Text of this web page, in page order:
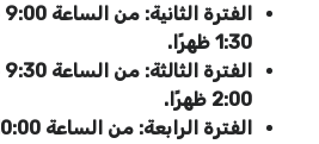
1:30 ظهرًا.
2:00 ظهرًا.